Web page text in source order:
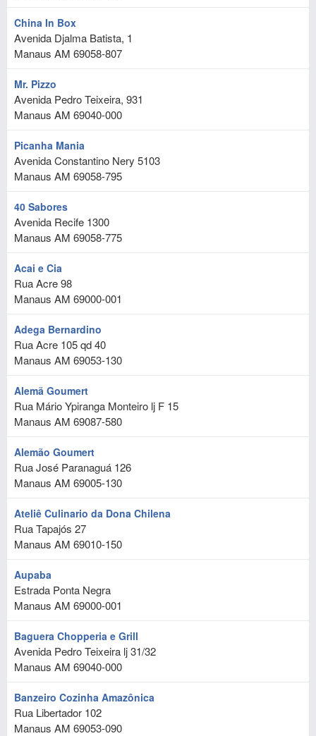
China In Box
Avenida Djalma Batista, 1
Manaus AM 69058-807
Mr. Pizzo
Avenida Pedro Teixeira, 931
Manaus AM 69040-000
Picanha Mania
Avenida Constantino Nery 5103
Manaus AM 69058-795
40 Sabores
Avenida Recife 1300
Manaus AM 69058-775
Acai e Cia
Rua Acre 98
Manaus AM 69000-001
Adega Bernardino
Rua Acre 105 qd 40
Manaus AM 69053-130
Alemã Goumert
Rua Mário Ypiranga Monteiro lj F 15
Manaus AM 69087-580
Alemão Goumert
Rua José Paranaguá 126
Manaus AM 69005-130
Ateliê Culinario da Dona Chilena
Rua Tapajós 27
Manaus AM 69010-150
Aupaba
Estrada Ponta Negra
Manaus AM 69000-001
Baguera Chopperia e Grill
Avenida Pedro Teixeira lj 31/32
Manaus AM 69040-000
Banzeiro Cozinha Amazônica
Rua Libertador 102
Manaus AM 69053-090